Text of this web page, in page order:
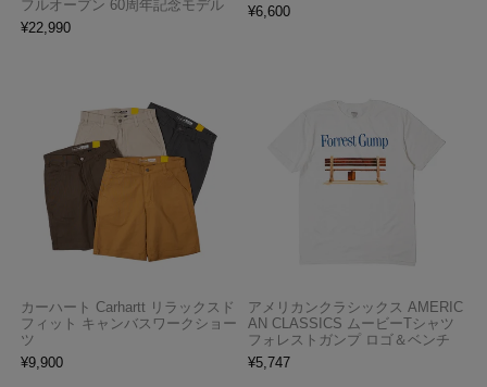
フルオープン 60周年記念モデル
¥22,990
¥6,600
カーハート Carhartt リラックスド
フィット キャンバスワークショー
ツ
¥9,900
アメリカンクラシックス AMERIC
AN CLASSICS ムービーTシャツ
フォレストガンプ ロゴ＆ベンチ
¥5,747